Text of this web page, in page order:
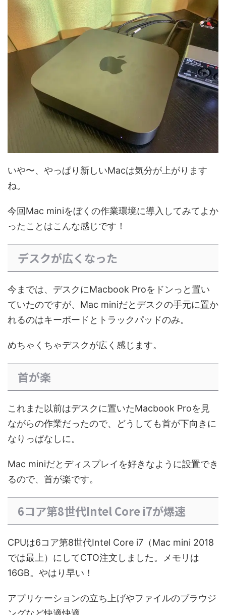
いや〜、やっぱり新しいMacは気分が上がります
ね。
今回Mac miniをぼくの作業環境に導入してみてよか
ったことはこんな感じです！
デスクが広くなった
今までは、デスクにMacbook Proをドンっと置い
ていたのですが、Mac miniだとデスクの手元に置か
れるのはキーボードとトラックパッドのみ。
めちゃくちゃデスクが広く感じます。
首が楽
これまた以前はデスクに置いたMacbook Proを見
ながらの作業だったので、どうしても首が下向きに
なりっぱなしに。
Mac miniだとディスプレイを好きなように設置でき
るので、首が楽です。
6コア第8世代Intel Core i7が爆速
CPUは6コア第8世代Intel Core i7（Mac mini 2018
では最上）にしてCTO注文しました。メモリは
16GB。やはり早い！
アプリケーションの立ち上げやファイルのブラウジ